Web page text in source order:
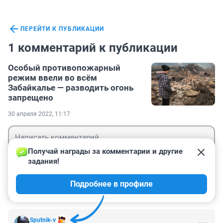
ПЕРЕЙТИ К ПУБЛИКАЦИИ
1 комментарий к публикации
Особый противопожарный
режим ввели во всём
Забайкалье — разводить огонь
запрещено
30 апреля 2022, 11:17
Sputnik-v
Получай награды за комментарии и другие
задания!
Подробнее в профиле